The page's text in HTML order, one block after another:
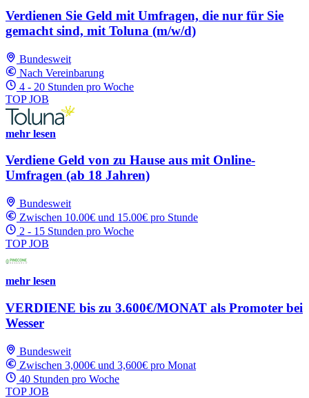
Verdienen Sie Geld mit Umfragen, die nur für Sie
gemacht sind, mit Toluna (m/w/d)
Bundesweit
Nach Vereinbarung
4 - 20 Stunden pro Woche
TOP JOB
mehr lesen
Verdiene Geld von zu Hause aus mit Online-
Umfragen (ab 18 Jahren)
Bundesweit
Zwischen 10.00€ und 15.00€ pro Stunde
2 - 15 Stunden pro Woche
TOP JOB
mehr lesen
VERDIENE bis zu 3.600€/MONAT als Promoter bei
Wesser
Bundesweit
Zwischen 3,000€ und 3,600€ pro Monat
40 Stunden pro Woche
TOP JOB